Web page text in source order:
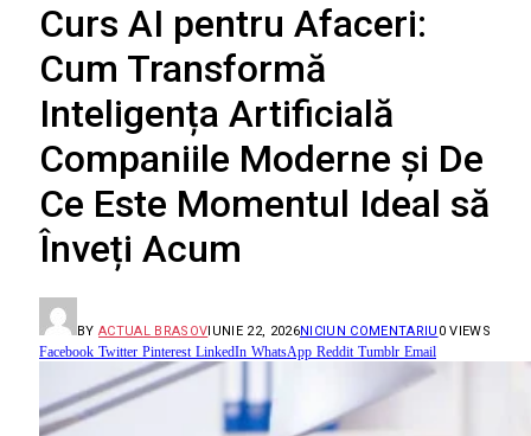
Curs AI pentru Afaceri:
Cum Transformă
Inteligența Artificială
Companiile Moderne și De
Ce Este Momentul Ideal să
Înveți Acum
BY ACTUAL BRASOVIUNIE 22, 2026NICIUN COMENTARIU 0VIEWS
Facebook Twitter Pinterest LinkedIn WhatsApp Reddit Tumblr Email